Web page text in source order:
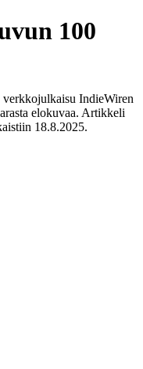
100
IndieWiren
elokuvaa. Artikkeli
18.8.2025.